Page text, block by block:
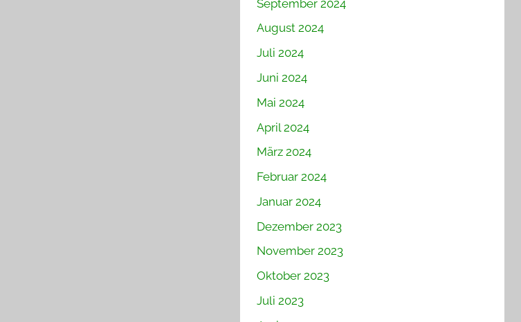
September 2024
August 2024
Juli 2024
Juni 2024
Mai 2024
April 2024
März 2024
Februar 2024
Januar 2024
Dezember 2023
November 2023
Oktober 2023
Juli 2023